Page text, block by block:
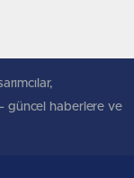
güncel haberlere ve